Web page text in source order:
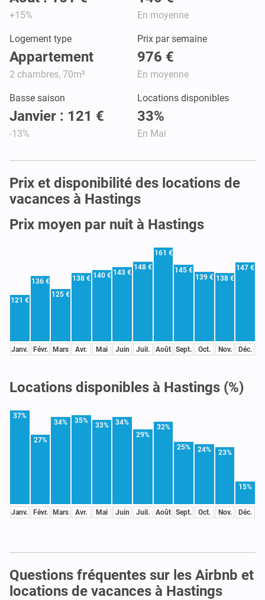
+15% En moyenne
Logement type
Appartement
2 chambres, 70m²
Prix par semaine
976 €
En moyenne
Basse saison
Janvier : 121 €
-13%
Locations disponibles
33%
En Mai
Prix et disponibilité des locations de
vacances à Hastings
Prix moyen par nuit à Hastings
121 €
Janv.
136 €
Févr.
125 €
Mars
138 €
Avr.
140 €
Mai
143 €
Juin
148 €
Juil.
161 €
Août
145 €
Sept.
139 €
Oct.
138 €
Nov.
147 €
Déc.
Locations disponibles à Hastings (%)
37%
Janv.
27%
Févr.
34%
Mars
35%
Avr.
33%
Mai
34%
Juin
29%
Juil.
32%
Août
25%
Sept.
24%
Oct.
23%
Nov.
15%
Déc.
Questions fréquentes sur les Airbnb et
locations de vacances à Hastings